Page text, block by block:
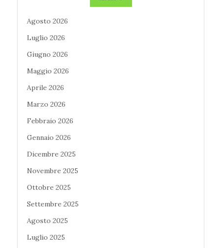
Agosto 2026
Luglio 2026
Giugno 2026
Maggio 2026
Aprile 2026
Marzo 2026
Febbraio 2026
Gennaio 2026
Dicembre 2025
Novembre 2025
Ottobre 2025
Settembre 2025
Agosto 2025
Luglio 2025